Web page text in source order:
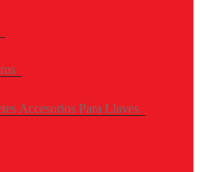
Accesorios Para Llaves